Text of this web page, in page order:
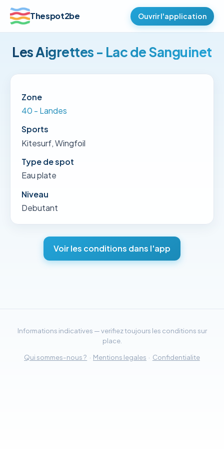
Thespot2be Ouvrir l'application
Les Aigrettes - Lac de Sanguinet
Zone
40 - Landes
Sports
Kitesurf, Wingfoil
Type de spot
Eau plate
Niveau
Debutant
Voir les conditions dans l'app
Informations indicatives — verifiez toujours les conditions sur
place.
Qui sommes-nous ? · Mentions legales · Confidentialite